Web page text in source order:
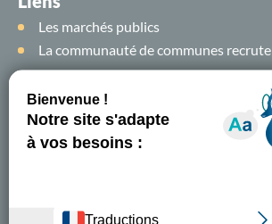
Les marchés publics
La communauté de communes recrute
Suivez-nous sur
les
réseaux sociaux !